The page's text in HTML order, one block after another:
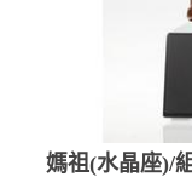
媽祖(水晶座)/組